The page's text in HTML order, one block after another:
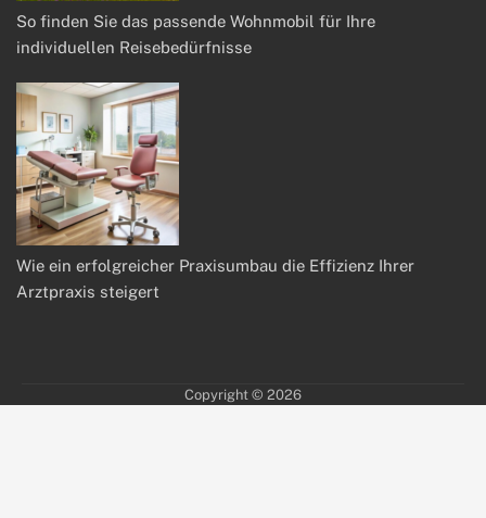
So finden Sie das passende Wohnmobil für Ihre
individuellen Reisebedürfnisse
Wie ein erfolgreicher Praxisumbau die Effizienz Ihrer
Arztpraxis steigert
Copyright © 2026